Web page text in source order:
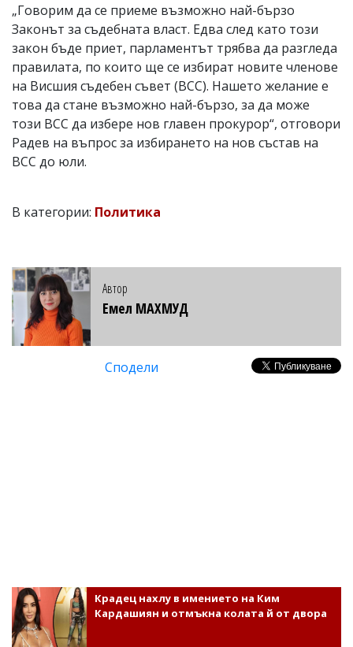
„Говорим да се приеме възможно най-бързо
Законът за съдебната власт. Едва след като този
закон бъде приет, парламентът трябва да разгледа
правилата, по които ще се избират новите членове
на Висшия съдебен съвет (ВСС). Нашето желание е
това да стане възможно най-бързо, за да може
този ВСС да избере нов главен прокурор“, отговори
Радев на въпрос за избирането на нов състав на
ВСС до юли.
В категории: Политика
Автор
Емел МАХМУД
Сподели
Крадец нахлу в имението на Ким
Кардашиян и отмъкна колата й от двора